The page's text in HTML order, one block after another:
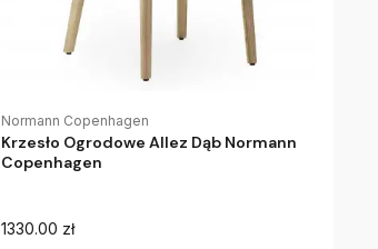
Normann Copenhagen
Krzesło Ogrodowe Allez Dąb Normann
Copenhagen
1330.00 zł